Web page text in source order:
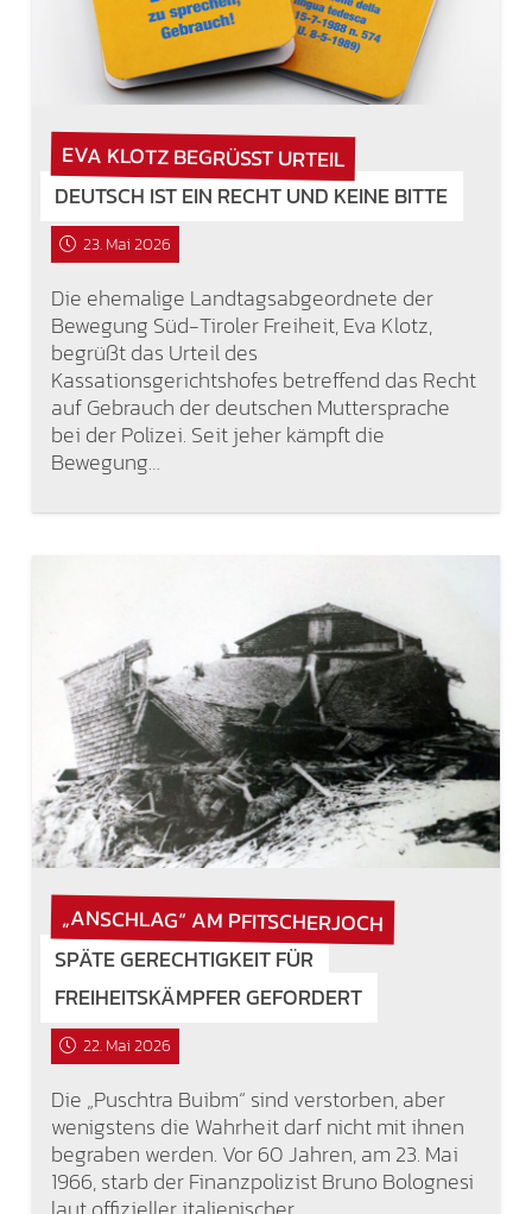
EVA KLOTZ BEGRÜSST URTEIL
DEUTSCH IST EIN RECHT UND KEINE BITTE
23. Mai 2026
Die ehemalige Landtagsabgeordnete der
Bewegung Süd-Tiroler Freiheit, Eva Klotz,
begrüßt das Urteil des
Kassationsgerichtshofes betreffend das Recht
auf Gebrauch der deutschen Muttersprache
bei der Polizei. Seit jeher kämpft die
Bewegung…
„ANSCHLAG“ AM PFITSCHERJOCH
SPÄTE GERECHTIGKEIT FÜR
FREIHEITSKÄMPFER GEFORDERT
22. Mai 2026
Die „Puschtra Buibm“ sind verstorben, aber
wenigstens die Wahrheit darf nicht mit ihnen
begraben werden. Vor 60 Jahren, am 23. Mai
1966, starb der Finanzpolizist Bruno Bolognesi